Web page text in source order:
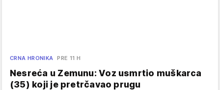
CRNA HRONIKA PRE 11 H
Nesreća u Zemunu: Voz usmrtio muškarca
(35) koji je pretrčavao prugu